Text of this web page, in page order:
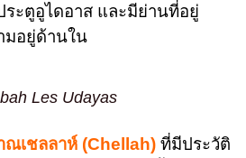
ระตูอูไดอาส และมีย่านที่อยู่
มอยู่ด้านใน
Les Udayas
ณเชลลาห์ (Chellah) ที่มีประวัติ